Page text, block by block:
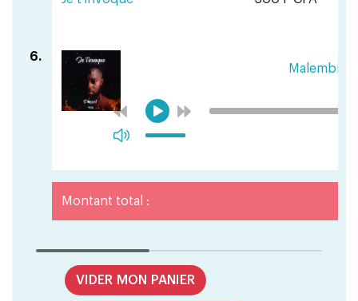
6.
Montant total :
VIDER MON PANIER